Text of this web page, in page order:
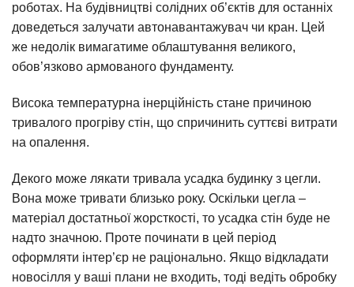
роботах. На будівництві солідних об’єктів для останніх
доведеться залучати автонавантажувач чи кран. Цей
же недолік вимагатиме облаштування великого,
обов’язково армованого фундаменту.
Висока температурна інерційність стане причиною
тривалого прогріву стін, що спричинить суттєві витрати
на опалення.
Декого може лякати тривала усадка будинку з цегли.
Вона може тривати близько року. Оскільки цегла –
матеріал достатньої жорсткості, то усадка стін буде не
надто значною. Проте починати в цей період
оформляти інтер’єр не раціонально. Якщо відкладати
новосілля у ваші плани не входить, тоді ведіть обробку